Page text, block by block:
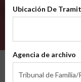
Ubicación De
Tramitación
Agencia de archivo
Tribunal de
de